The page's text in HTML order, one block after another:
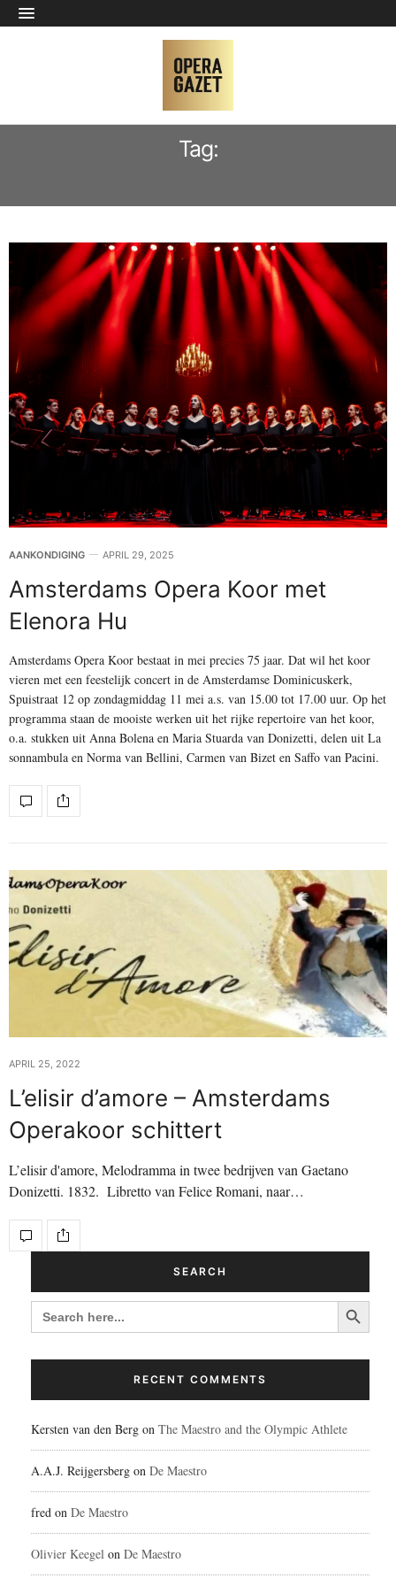
Tag:
AANKONDIGING APRIL 29, 2025
Amsterdams Opera Koor met
Elenora Hu
Amsterdams Opera Koor bestaat in mei precies 75 jaar. Dat wil het koor
vieren met een feestelijk concert in de Amsterdamse Dominicuskerk,
Spuistraat 12 op zondagmiddag 11 mei a.s. van 15.00 tot 17.00 uur. Op het
programma staan de mooiste werken uit het rijke repertoire van het koor,
o.a. stukken uit Anna Bolena en Maria Stuarda van Donizetti, delen uit La
sonnambula en Norma van Bellini, Carmen van Bizet en Saffo van Pacini.
APRIL 25, 2022
L’elisir d’amore – Amsterdams
Operakoor schittert
L’elisir d'amore, Melodramma in twee bedrijven van Gaetano
Donizetti. 1832. Libretto van Felice Romani, naar…
SEARCH
SEARCH
FOR:
Search Button
RECENT COMMENTS
Kersten van den Berg on The Maestro and the Olympic Athlete
A.A.J. Reijgersberg on De Maestro
fred on De Maestro
Olivier Keegel on De Maestro